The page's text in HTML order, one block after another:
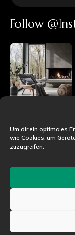
Um dir ein optimales
wie Cookies, um
zuzugreifen.
Follow